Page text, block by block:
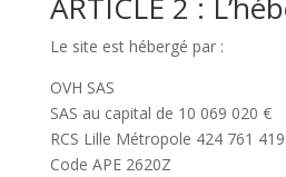
ARTICLE 2 :
Le site est hébergé par :
OVH SAS
SAS au capital de 10 069 020 €
RCS Lille Métropole 424 761
Code APE 2620Z